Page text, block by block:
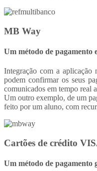
MB Way
Um método de pagamento
Integração com a
podem confirmar os seus
comunicados em tempo real
Um outro exemplo, de um
feito por um aluno, com
Cartões de crédito
Um método de pagamento